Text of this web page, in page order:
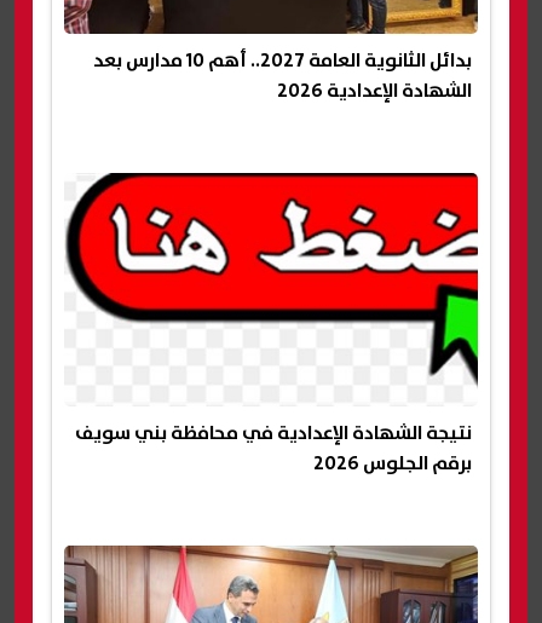
بدائل الثانوية العامة 2027.. أهم 10 مدارس بعد
الشهادة الإعدادية 2026
نتيجة الشهادة الإعدادية في محافظة بني سويف
برقم الجلوس 2026